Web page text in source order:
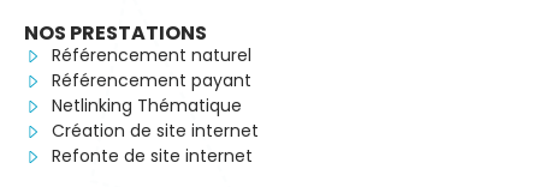
NOS PRESTATIONS
Référencement naturel
Référencement payant
Netlinking Thématique
Création de site internet
Refonte de site internet